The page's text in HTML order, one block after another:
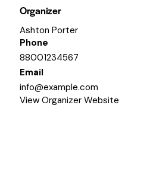
Organizer
Ashton Porter
Phone
88001234567
Email
info@example.com
View Organizer Website